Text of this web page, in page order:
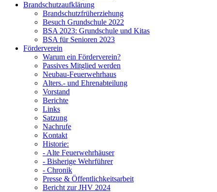
Brandschutzaufklärung
Brandschutzfrüherziehung
Besuch Grundschule 2022
BSA 2023: Grundschule und Kitas
BSA für Senioren 2023
Förderverein
Warum ein Förderverein?
Passives Mitglied werden
Neubau-Feuerwehrhaus
Alters.- und Ehrenabteilung
Vorstand
Berichte
Links
Satzung
Nachrufe
Kontakt
Historie:
- Alte Feuerwehrhäuser
- Bisherige Wehrführer
- Chronik
Presse & Öffentlichkeitsarbeit
Bericht zur JHV 2024